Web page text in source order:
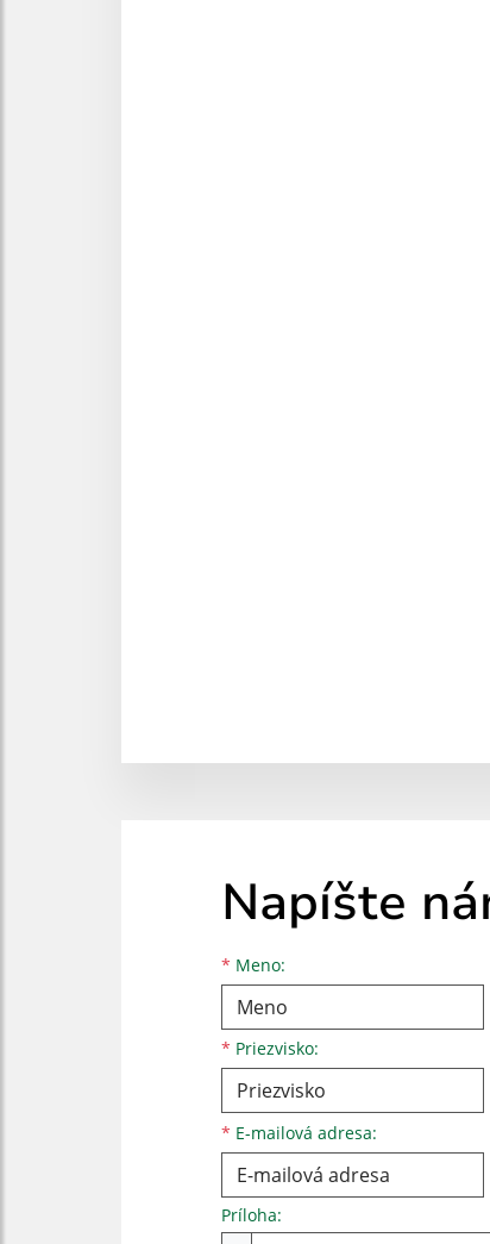
Napíšte
* Meno:
Meno
* Priezvisko:
Priezvisko
* E-mailová adresa:
E-mailová adresa
Príloha: